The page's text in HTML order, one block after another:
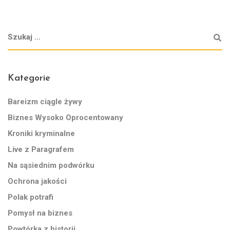
Kategorie
Bareizm ciągle żywy
Biznes Wysoko Oprocentowany
Kroniki kryminalne
Live z Paragrafem
Na sąsiednim podwórku
Ochrona jakości
Polak potrafi
Pomysł na biznes